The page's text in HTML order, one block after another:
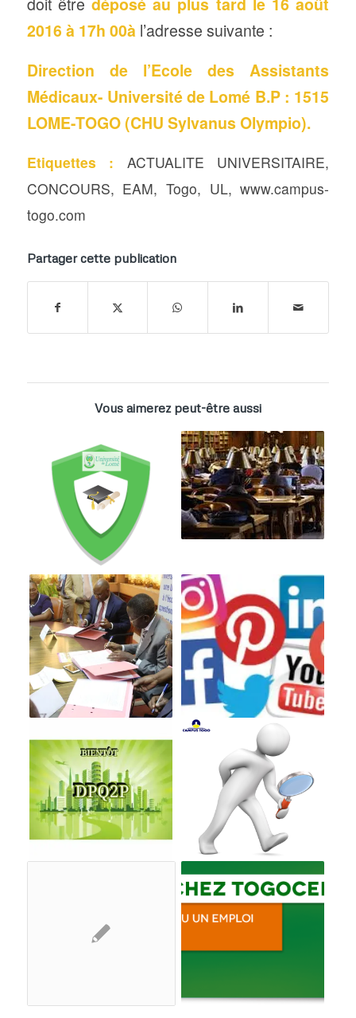
2016 à 17h 00àl’adresse suivante :
Direction de l’Ecole des Assistants
Médicaux- Université de Lomé B.P : 1515
LOME-TOGO (CHU Sylvanus Olympio).
Etiquettes : ACTUALITE UNIVERSITAIRE,
CONCOURS, EAM, Togo, UL,www.campus-
togo.com
Partager cette publication
Vous aimerez peut-être aussi